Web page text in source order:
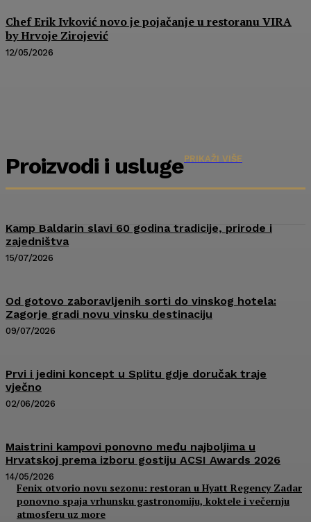
Chef Erik Ivković novo je pojačanje u restoranu VIRA
by Hrvoje Zirojević
12/05/2026
Proizvodi i uslugePRIKAŽI VIŠE
Kamp Baldarin slavi 60 godina tradicije, prirode i
zajedništva
15/07/2026
Od gotovo zaboravljenih sorti do vinskog hotela:
Zagorje gradi novu vinsku destinaciju
09/07/2026
Prvi i jedini koncept u Splitu gdje doručak traje
vječno
02/06/2026
Maistrini kampovi ponovno među najboljima u
Hrvatskoj prema izboru gostiju ACSI Awards 2026
14/05/2026
Fenix otvorio novu sezonu: restoran u Hyatt Regency Zadar
ponovno spaja vrhunsku gastronomiju, koktele i večernju
atmosferu uz more